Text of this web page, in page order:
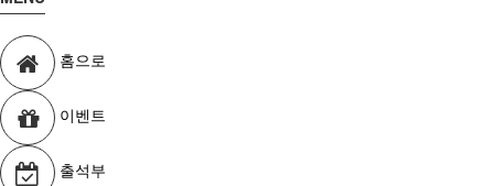
「방문판매 등에 관한 법률」, 「소비자기본법」 등 관련
명시하여 현행약관과 함께 몰의 초기화면에 그 적용일자 7일
불리하게 약관내용을 변경하는 경우에는 최소한 30일 이상의
홈으로
이벤트
출석부